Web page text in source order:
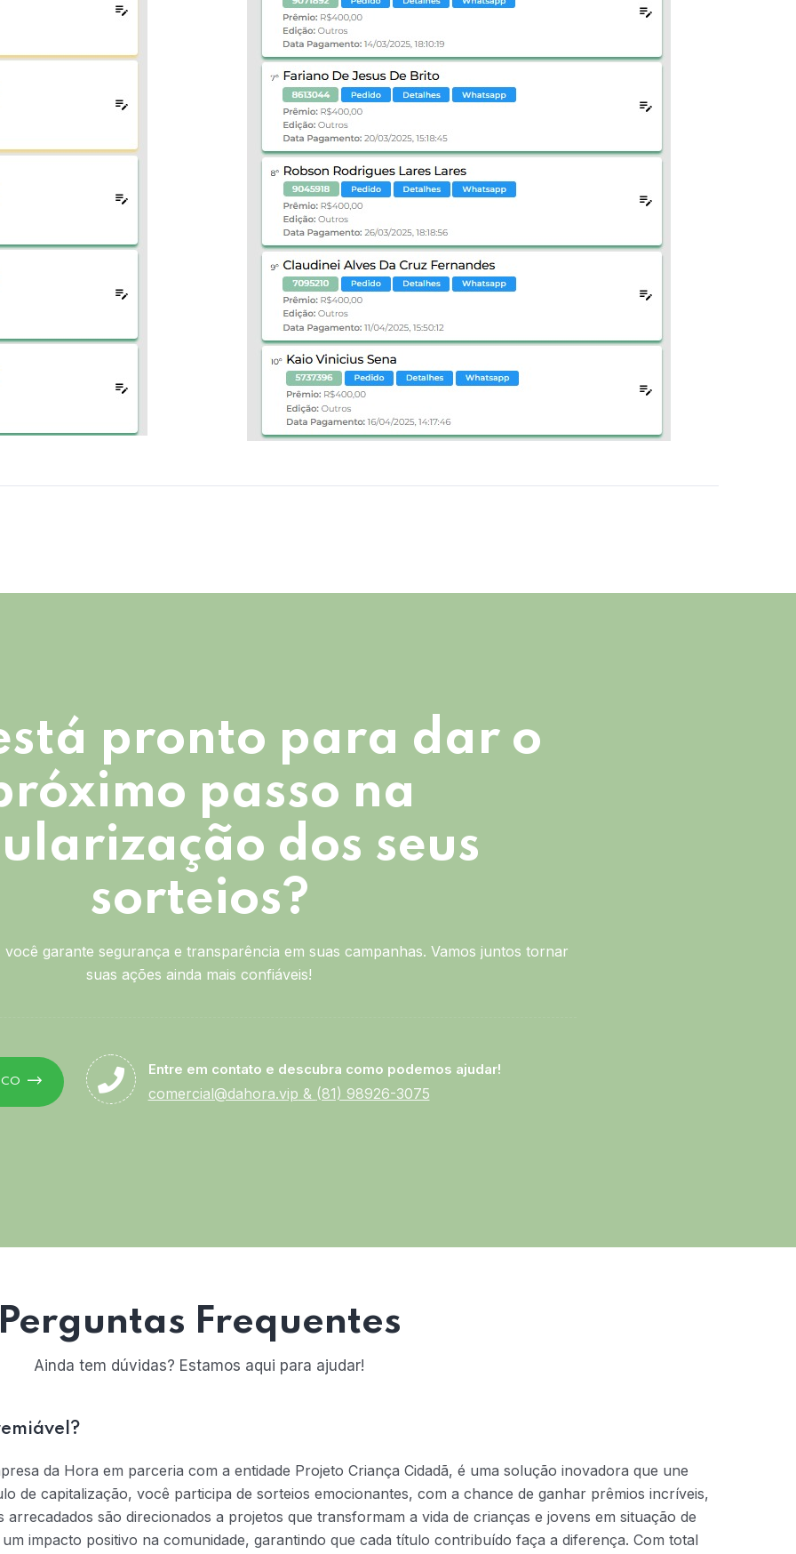
pronto para dar o
passo na
dos seus
sorteios?
garante segurança e transparência em suas campanhas. Vamos juntos tornar
suas ações ainda mais confiáveis!
Entre em contato e descubra como podemos ajudar!
comercial@dahora.vip & (81) 98926-3075
Frequentes
Ainda tem dúvidas? Estamos aqui para ajudar!
da Hora em parceria com a entidade Projeto Criança Cidadã, é uma solução inovadora que une
de capitalização, você participa de sorteios emocionantes, com a chance de ganhar prêmios incríveis,
são direcionados a projetos que transformam a vida de crianças e jovens em situação de
impacto positivo na comunidade, garantindo que cada título contribuído faça a diferença. Com total